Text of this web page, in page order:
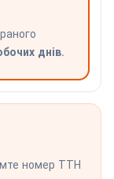
днів.
номер ТТН